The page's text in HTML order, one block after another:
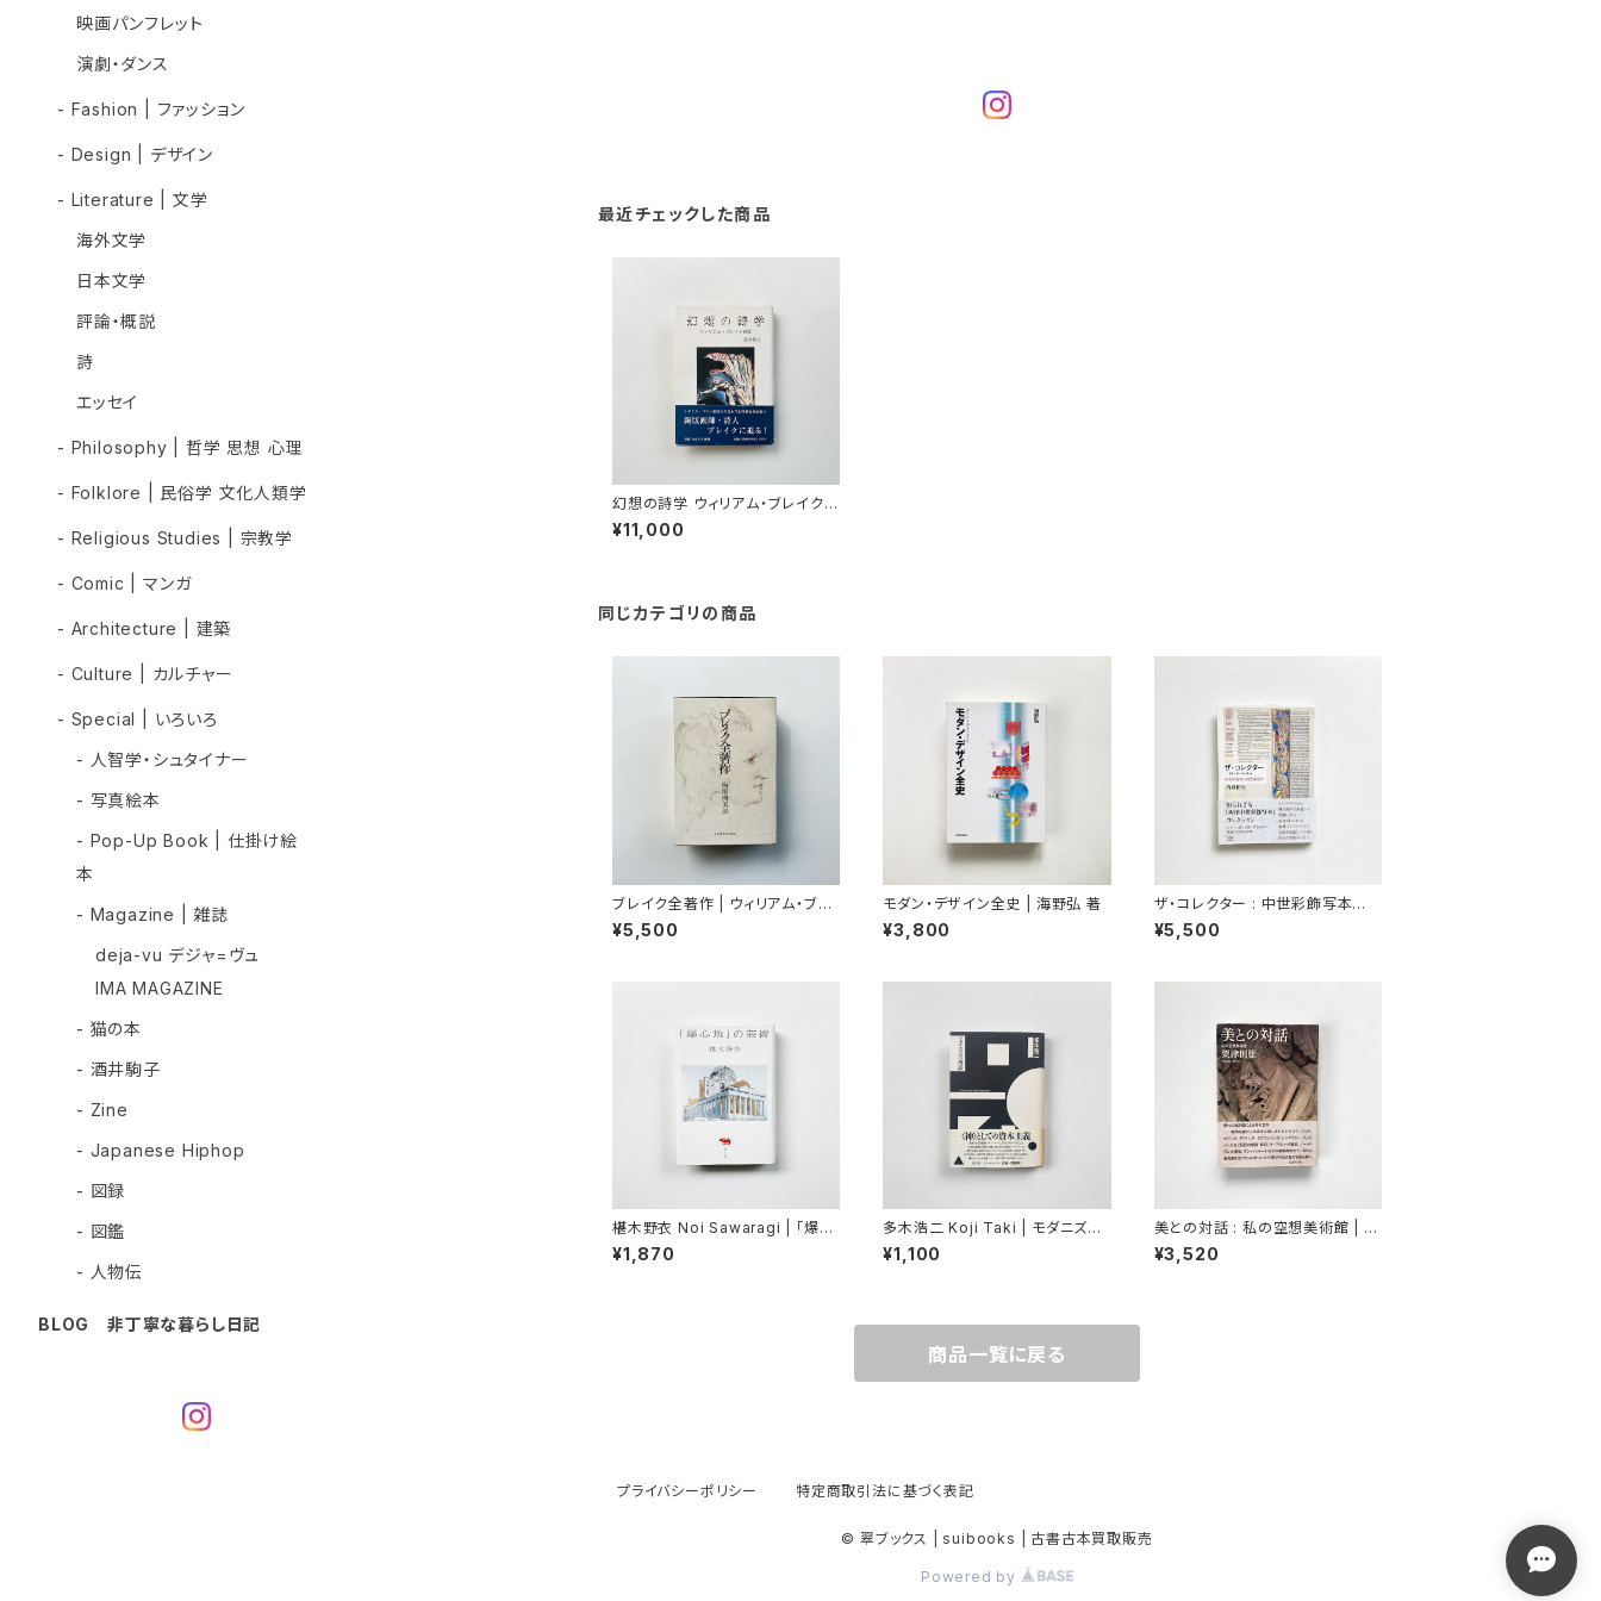
最近チェックした商品
幻想の詩学 ウィリアム・ブレイク研
究 | 鈴木雅之 著
¥11,000
同じカテゴリの商品
ブレイク全著作 | ウィリアム・ブレ
イク著 / 梅津濟美 訳
¥5,500
モダン・デザイン全史 | 海野弘 著
¥3,800
ザ・コレクター : 中世彩飾写本蒐
集物語り | 内藤裕史 著
¥5,500
椹木野衣 Noi Sawaragi | 「爆心
地」の芸術
¥1,870
多木浩二 Koji Taki | モダニズム
の神話
¥1,100
美との対話 : 私の空想美術館 | 粟
津則雄 著
¥3,520
商品一覧に戻る
映画パンフレット
演劇・ダンス
- Fashion | ファッション
- Design | デザイン
- Literature | 文学
海外文学
日本文学
評論・概説
詩
エッセイ
- Philosophy | 哲学 思想 心理
- Folklore | 民俗学 文化人類学
- Religious Studies | 宗教学
- Comic | マンガ
- Architecture | 建築
- Culture | カルチャー
- Special | いろいろ
- 人智学・シュタイナー
- 写真絵本
- Pop-Up Book | 仕掛け絵
本
- Magazine | 雑誌
deja-vu デジャ=ヴュ
IMA MAGAZINE
- 猫の本
- 酒井駒子
- Zine
- Japanese Hiphop
- 図録
- 図鑑
- 人物伝
BLOG 非丁寧な暮らし日記
プライバシーポリシー 特定商取引法に基づく表記
© 翠ブックス | suibooks | 古書古本買取販売
Powered by